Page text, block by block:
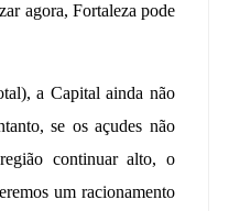
agora, Fortaleza pode
a Capital ainda não
se os açudes não
continuar alto, o
um racionamento